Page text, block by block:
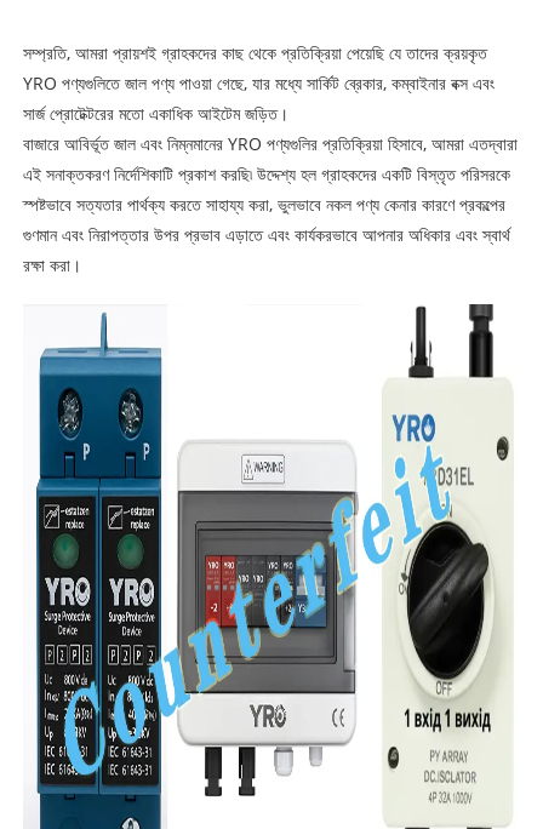
সম্প্রতি, আমরা প্রায়শই গ্রাহকদের কাছ থেকে প্রতিক্রিয়া পেয়েছি যে তাদের ক্রয়কৃত
YRO পণ্যগুলিতে জাল পণ্য পাওয়া গেছে, যার মধ্যে সার্কিট ব্রেকার, কম্বাইনার বক্স এবং
সার্জ প্রোটেক্টরের মতো একাধিক আইটেম জড়িত।
বাজারে আবির্ভূত জাল এবং নিম্নমানের YRO পণ্যগুলির প্রতিক্রিয়া হিসাবে, আমরা এতদ্বারা
এই সনাক্তকরণ নির্দেশিকাটি প্রকাশ করছি৷ উদ্দেশ্য হল গ্রাহকদের একটি বিস্তৃত পরিসরকে
স্পষ্টভাবে সত্যতার পার্থক্য করতে সাহায্য করা, ভুলভাবে নকল পণ্য কেনার কারণে প্রকল্পের
গুণমান এবং নিরাপত্তার উপর প্রভাব এড়াতে এবং কার্যকরভাবে আপনার অধিকার এবং স্বার্থ
রক্ষা করা।